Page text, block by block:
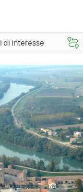
di interesse